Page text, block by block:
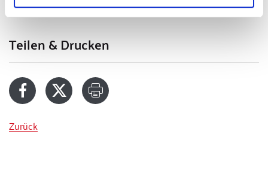
(to)
Teilen & Drucken
Zurück